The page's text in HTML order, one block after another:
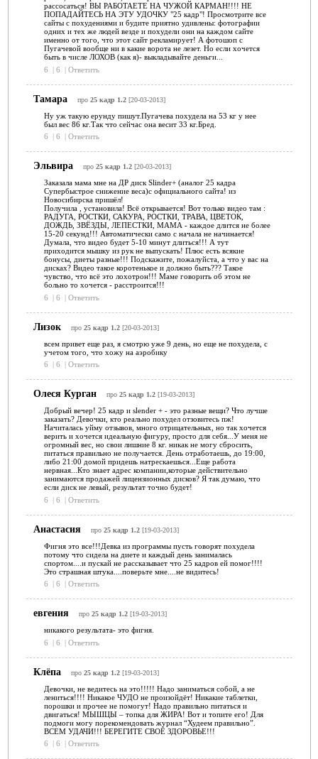
рассосаться! ВЫ РАБОТАЕТЕ НА ЧУЖОЙ КАРМАН!!!! НЕ
ПОПАДАЙТЕСЬ НА ЭТУ УДОЧКУ "25 кадр"! Просмотрите все
сайты с похудениями и будите приятно удивлены: фотографии
одних и тех же людей везде и похудели они на каждом сайте
именно от того, что этот сайт рекламирует! А фотошоп с
Пугачевой вообще ни в какие ворота не лезет. Но если хочется
быть в числе ЛОХОВ (как я)- выкладывайте деньги...
6
| 6 | Ответить
Тамара про 25 кадр 1.2[20-03-2013]
Ну уж такую ерунду пишут.Пугачева похудела на 53 кг у нее
был вес 86 кг.Так что сейчас она весит 33 кг.Бред.
6
| 6 | Ответить
Эльвира про 25 кадр 1.2[20-03-2013]
Заказала мама мне на ДР диск Slinder+ (аналог 25 кадра
Супербыстрое снижение веса)с официального сайта! из
Новосибирска пришёл!
Получила , установила! Всё открывается! Вот только видео там :
РАДУГА, РОСТКИ, САКУРА, РОСТКИ, ТРАВА, ЦВЕТОК,
ДОЖДЬ, ЗВЁЗДЫ, ЛЕПЕСТКИ, МАМА - каждое длится не более
15-20 секунд!!! Автоматически само с начала не начинается!
Думала, что видео будет 5-10 минут длиться!!! А тут
приходится мышку из рук не выпускать! Плюс есть всякие
бонусы, диеты разные!!! Подскажите, пожалуйста, а что у вас на
дисках? Видео такое коротенькое и должно быть??? Такое
чувство, что всё это лохотрон!!! Маме говорить об этом не
больно то хочется - расстроится!!!
6
| 6 | Ответить
Лизок про 25 кадр 1.2[20-03-2013]
всем привет еще раз, я смотрю уже 9 день, но еще не похудела, с
учетом того, что хожу на аэробику
6
| 6 | Ответить
Олеся Курган про 25 кадр 1.2[19-03-2013]
Добрый вечер! 25 кадр и slender + - это разные вещи? Что лучше
заказать? Девочки, кто реально похудел отзовитесь пж!
Начиталась уйму отзывов, много отрицательных, но так хочется
верить и хочется идеальную фигуру, просто для себя...У меня не
огромный вес, но свои лишние 8 кг. никак не могу сбросить,
питаться правильно не получается. День отработаешь, до 19:00,
либо 21:00 домой придешь натрескаешься...Еще работа
нервная...Кто знает адрес компании,которые действительно
занимаются продажей лицензионных дисков? Я так думаю, что
если диск не левый, результат точно будет!
6
| 6 | Ответить
Анастасия про 25 кадр 1.2[19-03-2013]
Фигня это все!!!Девка из программы пусть говорят похудела
потому что сидела на диете и каждый день занималась
спортом....и пускай не рассказывает что 25 кадров ей помог!!!!
Это страшная штука....поверьте мне....не видитесь!
6
| 6 | Ответить
евгения про 25 кадр 1.2[19-03-2013]
никакого результата- это фигня.
6
| 6 | Ответить
Клёпа про 25 кадр 1.2[19-03-2013]
Девочки, не ведитесь на это!!!!! Надо заниматься собой, а не
лениться!!!! Никакое ЧУДО не произойдёт! Никакие таблетки,
порошки и прочее не помогут! Надо правильно питаться и
двигаться! МЫШЦЫ – топка для ЖИРА! Вот и топите его! Для
подмоги могу порекомендовать журнал “Худеем правильно”.
ВСЕМ УДАЧИ!!! БЕРЕГИТЕ СВОЁ ЗДОРОВЬЕ!!!
6
| 6 | Ответить